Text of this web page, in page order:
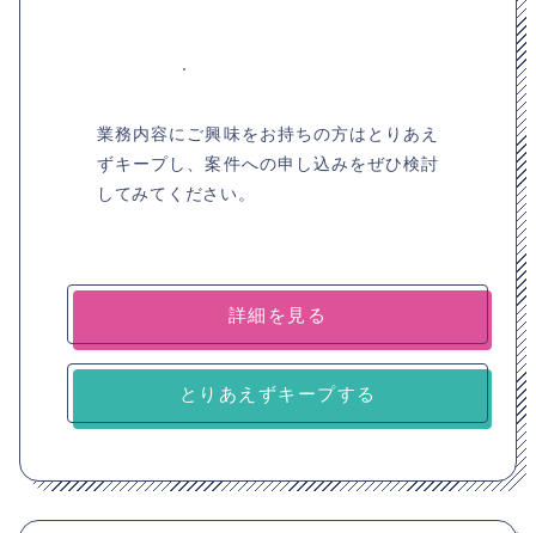
業務内容にご興味をお持ちの方はとりあえ
ずキープし、案件への申し込みをぜひ検討
してみてください。
詳細を見る
とりあえずキープする